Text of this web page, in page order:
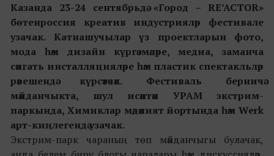
Казанда 23-24 сентябрьдә «Город – RE’ACTOR»
бөтенроссия креатив индустрияләр фестивале
узачак. Катнашучылар үз проектларын фото,
мода һәм дизайн күргәзмәләре, медиа, заманча
сәнгать инсталляцияләре һәм пластик спектакльләр
рәвешендә күрсәтәчәк. Фестиваль берничә
мәйданчыкта, шул исәптән УРАМ экстрим-
паркында, Химиклар мәдәният йортында һәм Werk
арт-киңлегендә узачак.
Экстрим-парк чараның төп мәйданчыгы булачак,